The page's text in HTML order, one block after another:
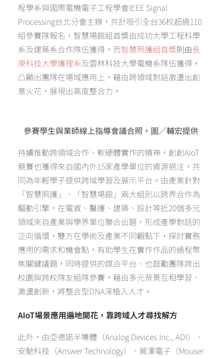
程學系與國際電機電子工程學會IEEE Signal
Processing台北分會主辦，共計吸引全台36校超過110
組參賽隊報名，智慧場館組首獎由成功大學工程科學
系及建築系合作隊伍獲得，而智慧照護組首獎則由長
庚科技大學護理系及雲林科技大學電機系隊伍獲得，
凸顯出團隊在場域應用上，藉由跨領域對話激盪出創
意火花，展現出高度整合力。
參賽學生與業師線上指導會議合照。圖╱輔宏提供
持續推動跨領域合作、軟硬體實作的精神，創創AIoT
競賽也獲得來自國內外15家產學單位的資源挹注，共
同為年輕學子提供跨域學習及展示平台。由產業針對
「智慧照護」、「智慧場館」兩大組別以跨界合作為
驅動引擎，在電資、醫護、建築、設計等近20個多元
領域來自產業與學界單位聯合出題，形成產學對話的
正向循環，雙方在學術及產業不同觀點下，探討實務
應用的需求和機會點，有助學生在實作作品的過程聚
焦關鍵議題，同時提供的媒合平台、也鼓勵團隊跨出
校園與跨校隊友組隊參賽，藉由多元背景互相學習、
激盪創新，將整合型DNA深植入人才。
AIoT場景應用遍地開花，靠跨域人才尋找解方
此外，由亞德諾半導體（Analog Devices Inc., ADI）、
安馳科技（Answer Technology）、貿澤電子（Mouser